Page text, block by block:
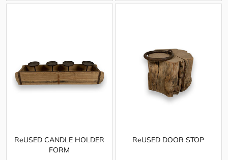
ReUSED CANDLE HOLDER
FORM
ReUSED DOOR STOP